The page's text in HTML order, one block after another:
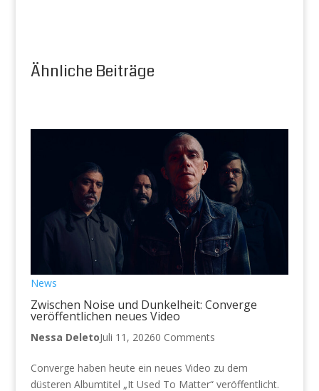
Ähnliche Beiträge
News
Zwischen Noise und Dunkelheit: Converge
veröffentlichen neues Video
Nessa DeletoJuli 11, 20260 Comments
Converge haben heute ein neues Video zu dem
düsteren Albumtitel „It Used To Matter“ veröffentlicht.